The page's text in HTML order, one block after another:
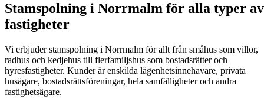
Stamspolning i Norrmalm för alla typer av
fastigheter
Vi erbjuder stamspolning i Norrmalm för allt från småhus som villor,
radhus och kedjehus till flerfamiljshus som bostadsrätter och
hyresfastigheter. Kunder är enskilda lägenhetsinnehavare, privata
husägare, bostadsrättsföreningar, hela samfälligheter och andra
fastighetsägare.